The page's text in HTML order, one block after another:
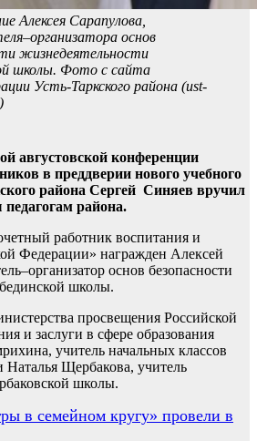
Алексея Сарапулова,
основ
жизнедеятельности
школы. Фото с сайта
Усть-Таркского района (ust-
августовской конференции
в преддверии нового учебного
района Сергей Синяев вручил
района.
работник воспитания и
Федерации» награжден Алексей
основ безопасности
школы.
просвещения Российской
и заслуги в сфере образования
учитель начальных классов
Щербакова, учитель
школы.
в семейном кругу» провели в